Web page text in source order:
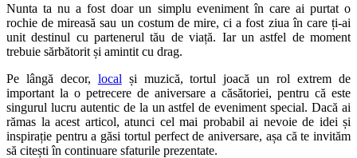
Nunta ta nu a fost doar un simplu eveniment în care ai purtat o
rochie de mireasă sau un costum de mire, ci a fost ziua în care ți-ai
unit destinul cu partenerul tău de viață. Iar un astfel de moment
trebuie sărbătorit și amintit cu drag.
Pe lângă decor, local și muzică, tortul joacă un rol extrem de
important la o petrecere de aniversare a căsătoriei, pentru că este
singurul lucru autentic de la un astfel de eveniment special. Dacă ai
rămas la acest articol, atunci cel mai probabil ai nevoie de idei și
inspirație pentru a găsi tortul perfect de aniversare, așa că te invităm
să citești în continuare sfaturile prezentate.